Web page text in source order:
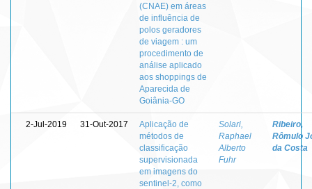
(CNAE) em áreas
de influência de
polos geradores
de viagem : um
procedimento de
análise aplicado
aos shoppings de
Aparecida de
Goiânia-GO
2-Jul-2019 31-Out-2017
Aplicação de
métodos de
classificação
supervisionada
em imagens do
sentinel-2, como
Solari,
Raphael
Alberto
Fuhr
Ribeiro,
Rômulo
da Costa